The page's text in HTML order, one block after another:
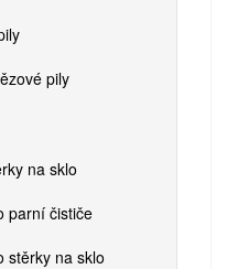
pily
na sklo
parní čističe
stěrky na sklo